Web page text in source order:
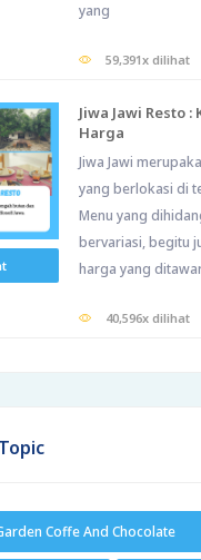
yang
59,391x dilihat
Jiwa Jawi Resto
Harga
Jiwa Jawi
yang berlokasi di
Menu yang
bervariasi, begitu
harga yang
40,596x dilihat
Coffe And Chocolate